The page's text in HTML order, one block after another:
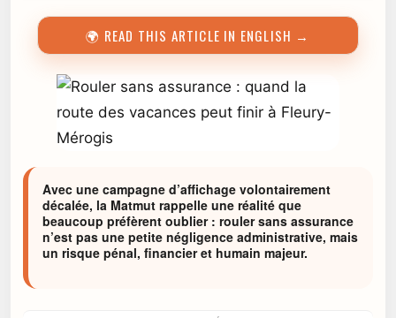
🌍 READ THIS ARTICLE IN ENGLISH →
Avec une campagne d’affichage volontairement
décalée, la Matmut rappelle une réalité que
beaucoup préfèrent oublier : rouler sans assurance
n’est pas une petite négligence administrative, mais
un risque pénal, financier et humain majeur.